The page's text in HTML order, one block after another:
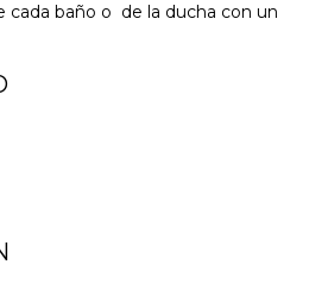
baño o de la ducha con un